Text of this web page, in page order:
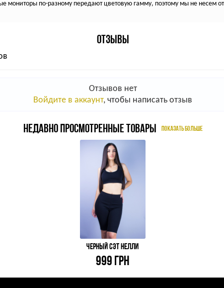
по-разному передают цветовую гамму, поэтому мы не несем
ОТЗЫВЫ
Отзывов нет
Войдите в аккаунт, чтобы написать отзыв
НЕДАВНО ПРОСМОТРЕННЫЕ ТОВАРЫ ПОКАЗАТЬ БОЛЬШЕ
ЧЕРНЫЙ СЭТ НЕЛЛИ
999 ГРН